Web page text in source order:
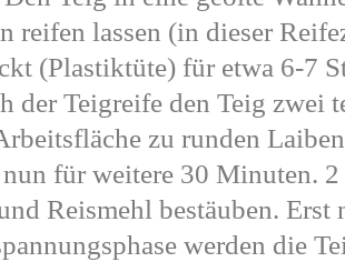
reifen lassen (in dieser
(Plastiktüte) für etwa 6-7
der Teigreife den Teig zwei
zu runden
nun für weitere 30 Minuten.
Reismehl bestäuben. Erst
werden die